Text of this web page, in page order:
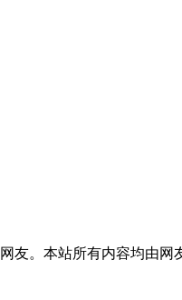
友。本站所有内容均由